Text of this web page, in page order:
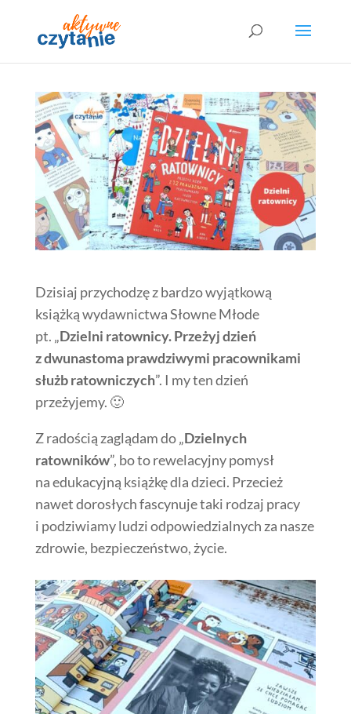
Dzisiaj przychodzę z bardzo wyjątkową
książką wydawnictwa Słowne Młode
pt. „Dzielni ratownicy. Przeżyj dzień
z dwunastoma prawdziwymi pracownikami
służb ratowniczych”. I my ten dzień
przeżyjemy. 🙂
Z radością zaglądam do „Dzielnych
ratowników”, bo to rewelacyjny pomysł
na edukacyjną książkę dla dzieci. Przecież
nawet dorosłych fascynuje taki rodzaj pracy
i podziwiamy ludzi odpowiedzialnych za nasze
zdrowie, bezpieczeństwo, życie.